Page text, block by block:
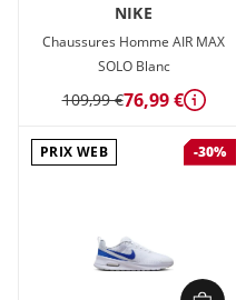
NIKE
Chaussures Homme AIR MAX
SOLO Blanc
109,99 €76,99 € Détails
PRIX WEB -30%